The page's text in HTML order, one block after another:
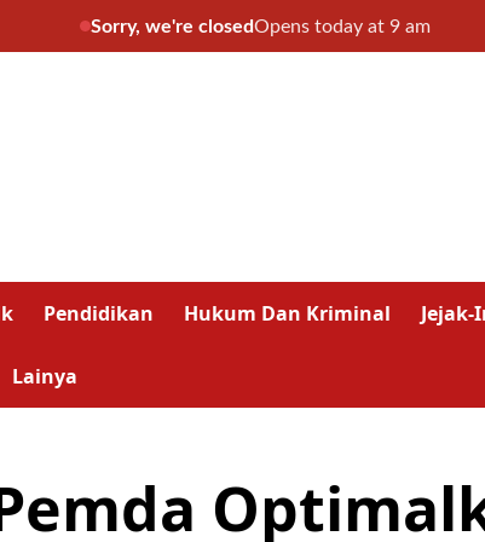
Sorry, we're closedOpens today at 9 am
Pendidikan Hukum Dan Kriminal Jejak-
Lainya